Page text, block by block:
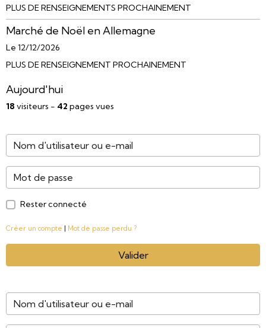
PLUS DE RENSEIGNEMENTS PROCHAINEMENT
Marché de Noël en Allemagne
Le 12/12/2026
PLUS DE RENSEIGNEMENT PROCHAINEMENT
Aujourd'hui
18 visiteurs - 42 pages vues
Rester connecté
Créer un compte | Mot de passe perdu ?
Valider